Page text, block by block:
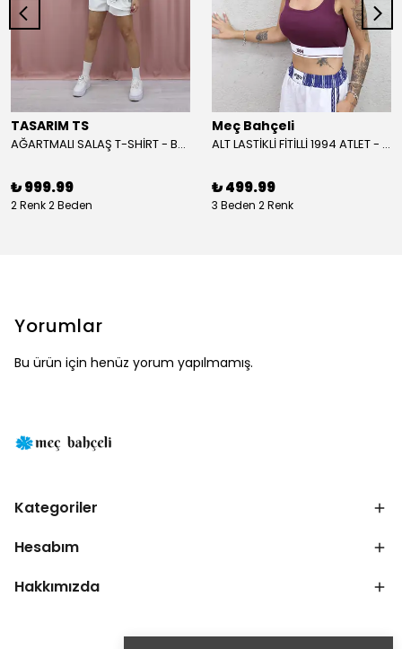
TASARIM TS
AĞARTMALI SALAŞ T-SHİRT - BEYAZ
₺ 999.99
2 Renk 2 Beden
Meç Bahçeli
ALT LASTİKLİ FİTİLLİ 1994 ATLET - BORDO
₺ 499.99
3 Beden 2 Renk
Yorumlar
Bu ürün için henüz yorum yapılmamış.
Kategoriler
Hesabım
Hakkımızda